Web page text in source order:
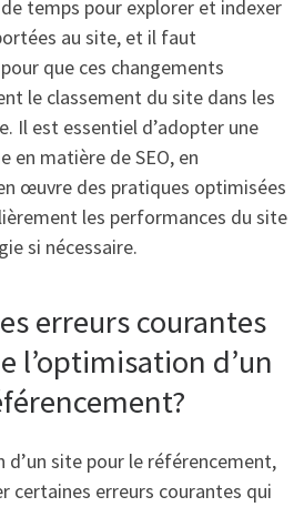
temps pour explorer et indexer
au site, et il faut
que ces changements
le classement du site dans les
Il est essentiel d’adopter une
en matière de SEO, en
œuvre des pratiques optimisées
les performances du site
si nécessaire.
erreurs courantes
l’optimisation d’un
d’un site pour le référencement,
certaines erreurs courantes qui